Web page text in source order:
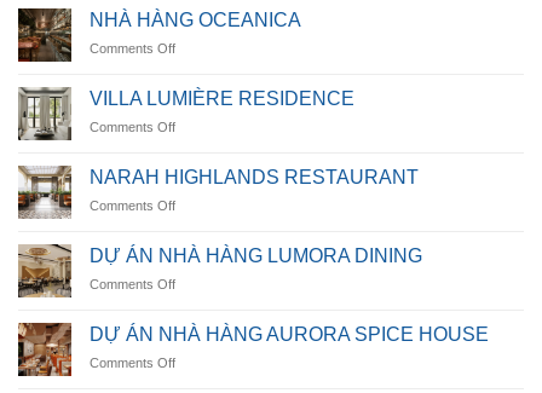
Villa
NHÀ HÀNG OCEANICA
Comments Offon
HÀNG
OCEANICA
VILLA LUMIÈRE RESIDENCE
Comments Offon
LUMIÈRE
RESIDENCE
NARAH HIGHLANDS RESTAURANT
Comments Offon
HIGHLANDS
RESTAURANT
DỰ ÁN NHÀ HÀNG LUMORA DINING
Comments Offon
ÁN
NHÀ
HÀNG
DỰ ÁN NHÀ HÀNG AURORA SPICE HOUSE
Comments Offon